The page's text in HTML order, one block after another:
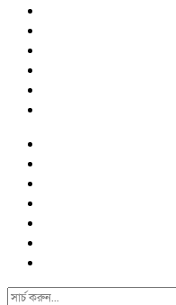
Search